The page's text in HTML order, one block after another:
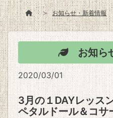
お知らせ・新着情報
お知ら
2020/03/01
3月の１DAYレッス
ペタルドール＆コサ